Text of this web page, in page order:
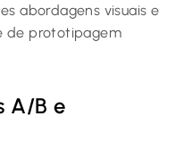
abordagens visuais e
de prototipagem
A/B e